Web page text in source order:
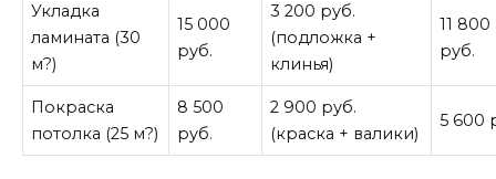
Укладка
ламината (30
м?)
15 000
руб.
3 200 руб.
(подложка +
клинья)
11 800
руб.
Покраска
потолка (25 м?)
8 500
руб.
2 900 руб.
(краска + валики)
5 600